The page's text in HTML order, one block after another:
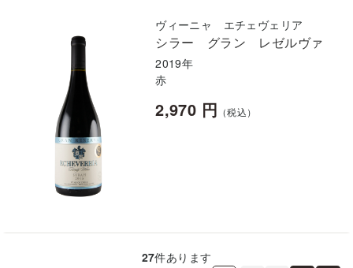
ヴィーニャ エチェヴェリア
シラー グラン レゼルヴァ
2019年
赤
2,970 円 （税込）
27件あります